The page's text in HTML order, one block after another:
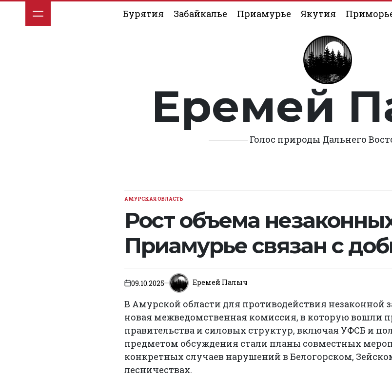
Бурятия Забайкалье Приамурье Якутия
Еремей
Голос природы Дальнего
ОПУБЛИКОВАНО
АМУРСКАЯ ОБЛАСТЬ
Рост объема
Приамурье связан с
on09.10.2025 Еремей Палыч
В Амурской области для противодействия незаконной
новая межведомственная комиссия, в которую вошли
правительства и силовых структур, включая УФСБ и
предметом обсуждения стали планы совместных
конкретных случаев нарушений в Белогорском,
лесничествах.